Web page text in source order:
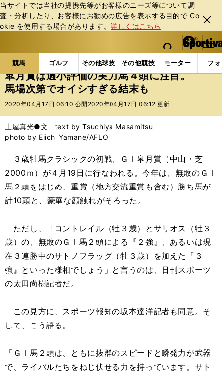
当サイトでは当社の提携先等がお客様のニーズ等について調
査・分析したり、お客様にお勧めの広告を表⽰する⽬的で Co
okie を使⽤する場合があります。詳しくはこちら
閉じ
る
web Sportiva (webスポルティーバ)
検索
マイペ
ー
ジ
メニュ
競馬 ゴルフ その他球技 その他競技 モーター フ
b
ス
ポ
ル
バ
競馬の記事一覧 競馬 皐月賞は過小評価の実力馬４
皐月賞は過小評価の実力馬４頭に注目。
馬場次第でオイシすぎる結末も
2020年04月17日 06:10 公開 2020年04月17日 06:12 更新
土屋真光●文 text by Tsuchiya Masamitsu
photo by Eiichi Yamane/AFLO
３歳牡馬クラシックの初戦、ＧＩ皐月賞（中山・芝
2000ｍ）が４月19日に行なわれる。今年は、無敗のＧＩ
馬２頭をはじめ、重賞（地方交流重賞も含む）勝ち馬が
計10頭と、豪華な顔触れがそろった。
ただし、「コントレイル（牡３歳）とサリオス（牡３
歳）の、無敗のＧＩ馬２頭による『２強』、あるいは現
在３連勝中のサトノフラッグ（牡３歳）を加えた『３
強』といった様相でしょう」と言うのは、日刊スポーツ
の太田尚樹記者だ。
この見方に、スポーツ報知の坂本達洋記者も同意。そ
して、こう語る。
「ＧＩ馬２頭は、ともに抜群のスピードと瞬発力が武器
で、ライバルたちをねじ伏せる力を持っています。サト